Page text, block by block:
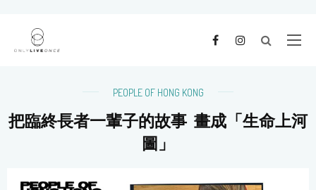
PEOPLE OF HONG KONG
把臨終長者一輩子的故事 畫成「生命上河
圖」